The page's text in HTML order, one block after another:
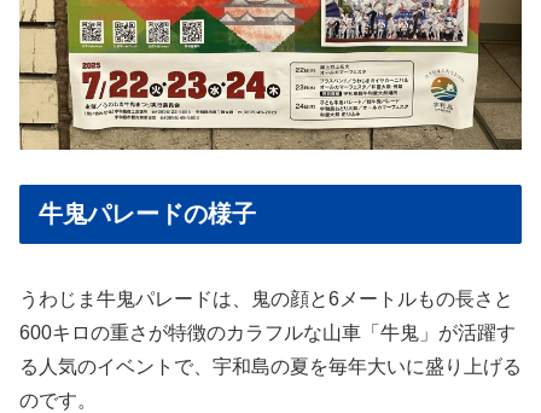
牛鬼パレードの様子
うわじま牛鬼パレードは、鬼の顔と6メートルもの長さと
600キロの重さが特徴のカラフルな山車「牛鬼」が活躍す
る人気のイベントで、宇和島の夏を毎年大いに盛り上げる
のです。